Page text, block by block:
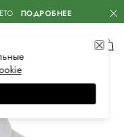
ПОДРОБНЕЕ